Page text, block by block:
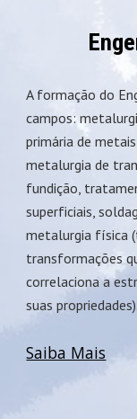
A formação do
campos:
primária de
metalurgia de
fundição,
superficiais,
metalurgia física
transformações
correlaciona a
suas propriedades).
Saiba Mais